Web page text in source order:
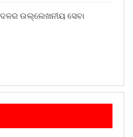
ଦଳର ଉଲ୍ଲେଖନୀୟ ସେବା